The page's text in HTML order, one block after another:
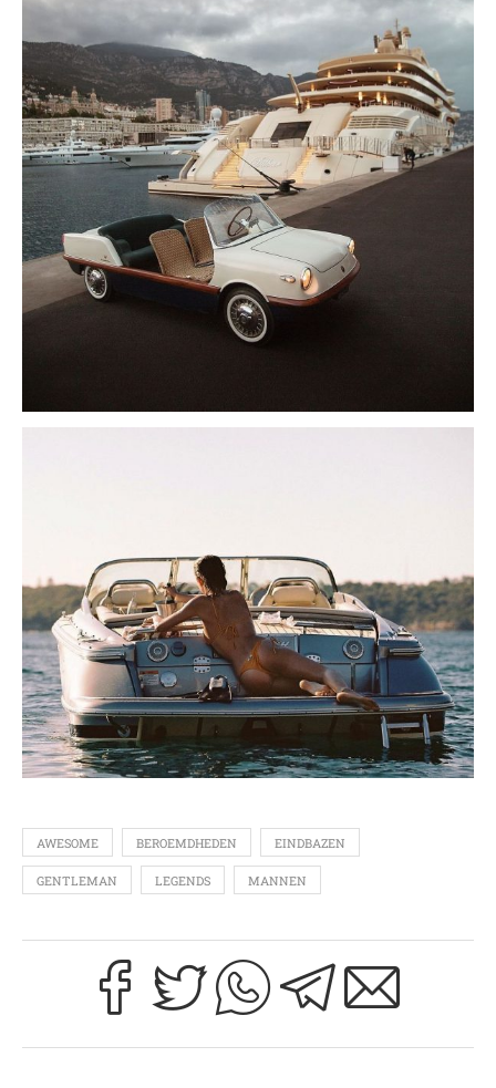
AWESOME BEROEMDHEDEN EINDBAZEN
GENTLEMAN LEGENDS MANNEN